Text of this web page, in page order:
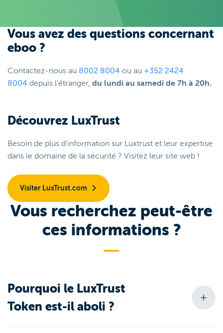
Vous avez des questions concernant
eboo ?
Contactez-nous au 8002 8004 ou au +352 2424
8004 depuis l’étranger, du lundi au samedi de 7h à 20h.
Découvrez LuxTrust
Besoin de plus d’information sur Luxtrust et leur expertise
dans le domaine de la sécurité ? Visitez leur site web !
Visiter LuxTrust.com
Vous recherchez peut-être
ces informations ?
Pourquoi le LuxTrust
Token est-il aboli ?